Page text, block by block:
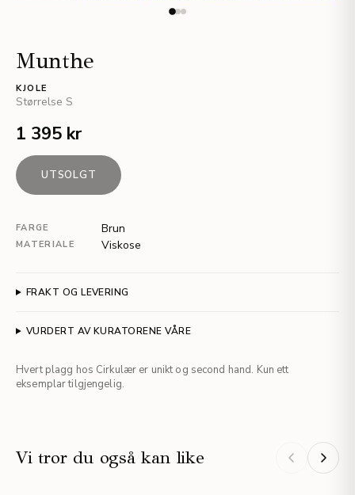
Munthe
KJOLE
Størrelse S
1 395 kr
UTSOLGT
FARGE Brun
MATERIALE Viskose
FRAKT OG LEVERING
VURDERT AV KURATORENE VÅRE
Hvert plagg hos Cirkulær er unikt og second hand. Kun ett
eksemplar tilgjengelig.
Vi tror du også kan like